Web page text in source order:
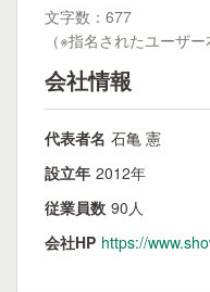
文字数：677
（※指名されたユーザ
会社情報
代表者名 石亀 憲
設立年 2012年
従業員数 90人
会社HP https://